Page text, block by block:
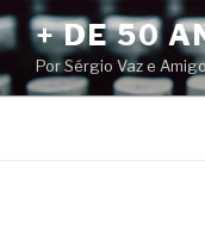
Pular
para
o
conteúdo
+ DE 50
Por Sérgio Vaz e